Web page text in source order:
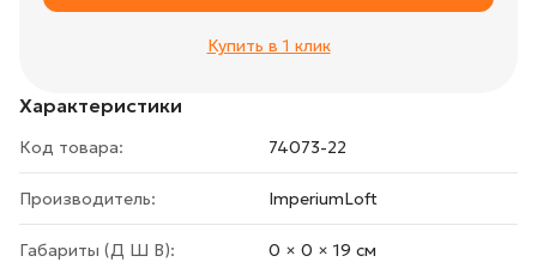
Характеристики
Код товара: 74073-22
Производитель: ImperiumLoft
Габариты (Д Ш В): 0 × 0 × 19 cм
Купить в 1 клик